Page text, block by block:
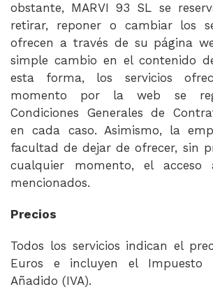
obstante, MARVI 93 SL se
retirar, reponer o cambiar los
ofrecen a través de su página
simple cambio en el contenido
esta forma, los servicios
momento por la web se
Condiciones Generales de
en cada caso. Asimismo, la
facultad de dejar de ofrecer, sin
cualquier momento, el acceso
mencionados.
Precios
Todos los servicios indican el
Euros e incluyen el Impuesto
Añadido (IVA).